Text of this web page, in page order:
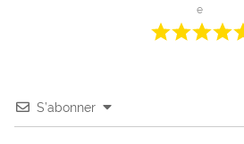
e
S’abonner